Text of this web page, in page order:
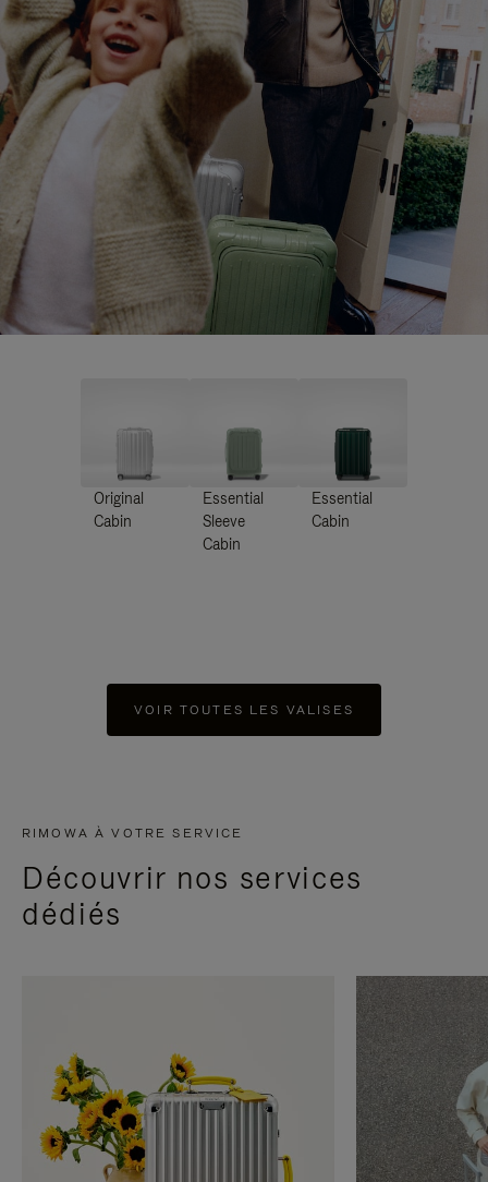
Original
Cabin
Essential
Sleeve
Cabin
Essential
Cabin
VOIR TOUTES LES VALISES
RIMOWA À VOTRE SERVICE
Découvrir nos services
dédiés